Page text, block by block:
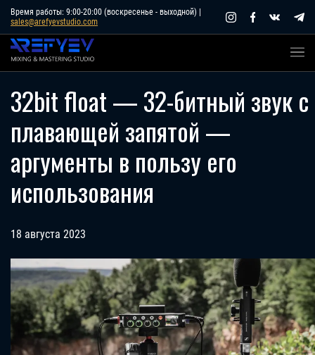
Skip
content
Время работы: 9:00-20:00 (воскресенье - выходной) |
sales@arefyevstudio.com
32bit float — 32-битный звук с
плавающей запятой —
аргументы в пользу его
использования
18 августа 2023